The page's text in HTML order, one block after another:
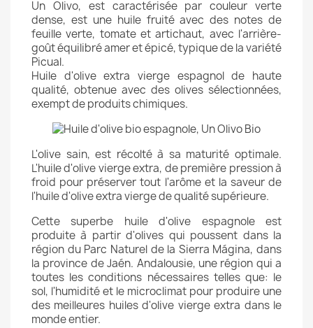
Un Olivo, est caractérisée par couleur verte
dense, est une huile fruité avec des notes de
feuille verte, tomate et artichaut, avec l'arrière-
goût équilibré amer et épicé, typique de la variété
Picual.
Huile d'olive extra vierge espagnol de haute
qualité, obtenue avec des olives sélectionnées,
exempt de produits chimiques.
L'olive sain, est récolté à sa maturité optimale.
L'huile d'olive vierge extra, de première pression à
froid pour préserver tout l'arôme et la saveur de
l'huile d'olive extra vierge de qualité supérieure.
Cette superbe huile d'olive espagnole est
produite à partir d'olives qui poussent dans la
région du Parc Naturel de la Sierra Mágina, dans
la province de Jaén. Andalousie, une région qui a
toutes les conditions nécessaires telles que: le
sol, l'humidité et le microclimat pour produire une
des meilleures huiles d'olive vierge extra dans le
monde entier.